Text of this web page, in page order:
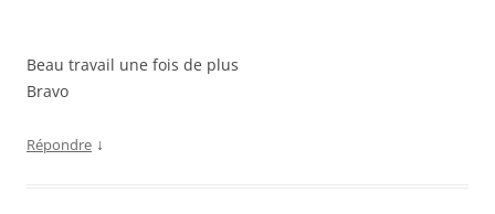
Beau travail une fois de plus
Bravo
Répondre ↓